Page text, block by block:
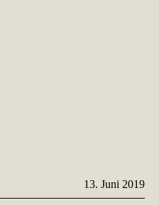
13. Juni 2019